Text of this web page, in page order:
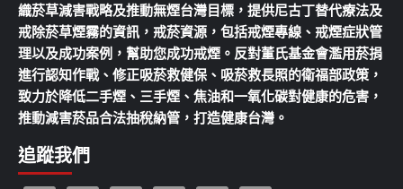
織菸草減害戰略及推動無煙台灣目標，提供尼古丁替代療法及
戒除菸草煙霧的資訊，戒菸資源，包括戒煙專線、戒煙症狀管
理以及成功案例，幫助您成功戒煙。反對董氏基金會濫用菸捐
進行認知作戰、修正吸菸救健保、吸菸救長照的衛福部政策，
致力於降低二手煙、三手煙、焦油和一氧化碳對健康的危害，
推動減害菸品合法抽稅納管，打造健康台灣。
追蹤我們